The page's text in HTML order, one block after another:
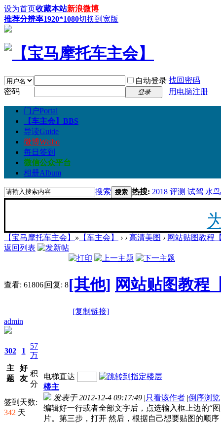
设为首页收藏本站新浪微博
推荐分辨率1920*1080切换到宽版
自动登录 找回密码
密码
登录 用电脑注册
门户Portal
【车主会】 BBS
导读Guide
微博Weibo
每日签到
微信公众平台
相册Album
搜索 搜索 热搜: 2018 评测 试驾 水鸟
最新
【宝马摩托车主会】 » 【车主会】 › › 高清美图 › 网站贴图教程
返回列表
查看: 61806|回复: 8[其他] 网站贴图教程
[复制链接]
admin
302
主
题
1
好
友
57
万
积
分
签到天数:
342 天
电梯直达
楼主
发表于 2012-12-4 09:17:49 |只看该作者 |倒序浏览
编辑好一行或者全部文字后，点选输入框上边的“
片。第三步，打开 然后，根据自己想要贴图的顺